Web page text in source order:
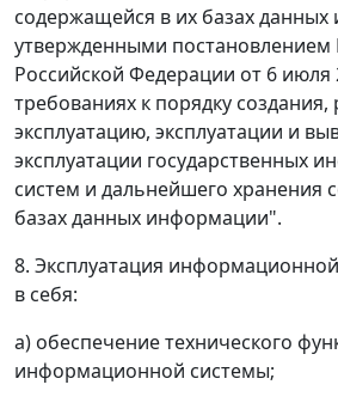
содержащейся в их базах
утвержденными постановлением
Российской Федерации от 6 июля
требованиях к порядку создания,
эксплуатацию, эксплуатации и
эксплуатации государственных
систем и дальнейшего хранения
базах данных информации".
8. Эксплуатация
в себя:
а) обеспечение технического
информационной системы;